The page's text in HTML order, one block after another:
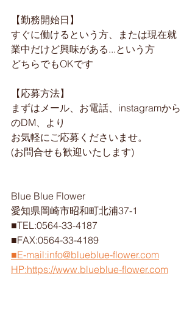
【勤務開始日】
すぐに働けるという方、または現在就
業中だけど興味がある...という方
どちらでもOKです
【応募方法】
まずはメール、お電話、instagramから
のDM、より
お気軽にご応募くださいませ。
(お問合せも歓迎いたします)
Blue Blue Flower
愛知県岡崎市昭和町北浦37-1
■TEL:0564-33-4187
■FAX:0564-33-4189
■E-mail:info@blueblue-flower.com
HP:https://www.blueblue-flower.com